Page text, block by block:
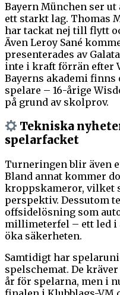
Bayern München ser
ett starkt lag. Thomas
har tackat nej till flytt
Även Leroy Sané
presenterades av
inte i kraft förrän efter
Bayerns akademi finns
spelare – 16-årige
på grund av skolprov.
Tekniska
spelarfacket
Turneringen blir även
Bland annat kommer
kroppskameror, vilket
perspektiv. Dessutom
offsidelösning som
millimeterfel – ett led i
öka säkerheten.
Samtidigt har
spelschemat. De
år för spelarna, men i